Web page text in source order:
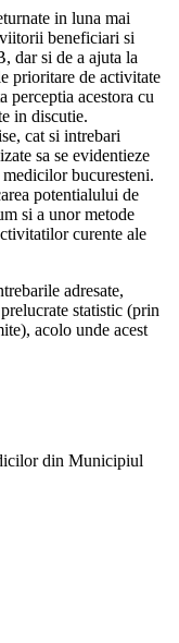
in luna mai
beneficiari si
dar si de a ajuta la
prioritare de activitate
perceptia acestora cu
in discutie.
cat si intrebari
sa se evidentieze
bucuresteni.
potentialului de
si a unor metode
curente ale
adresate,
statistic (prin
acolo unde acest
din Municipiul